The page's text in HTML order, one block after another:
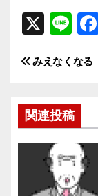
X Li
n
e
投
ナ
ビ
みえなくなる
関連投稿